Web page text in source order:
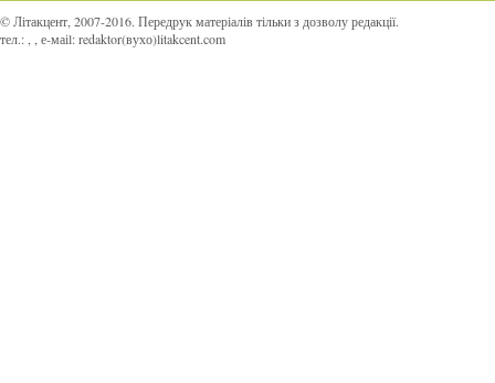
© Літакцент, 2007-2016. Передрук матеріалів тільки з дозволу редакції.
тел.:
, е-маіl:redaktor(вухо)litakcent.com